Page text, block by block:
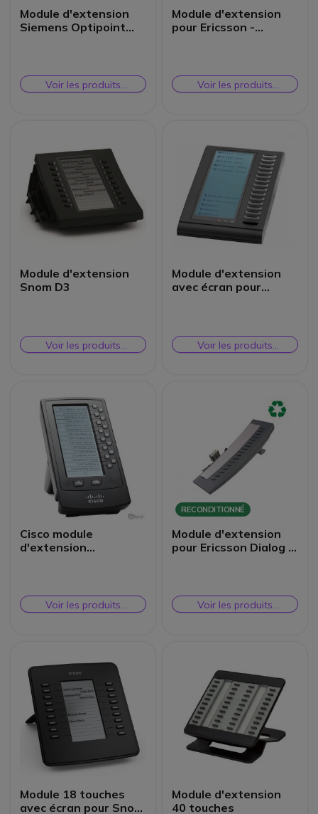
Module d'extension
Siemens Optipoint
Voir les produits
similaires
Module d'extension
pour Ericsson -
Voir les produits
similaires
Module d'extension
Snom D3
Voir les produits
similaires
Module d'extension
avec écran pour
Voir les produits
similaires
Cisco module
d'extension
Voir les produits
similaires
RECONDITIONNÉ
Module d'extension
pour Ericsson Dialog -
Voir les produits
similaires
Module 18 touches
avec écran pour Snom
Module d'extension
40 touches